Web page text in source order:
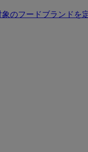
象のフードブランドを